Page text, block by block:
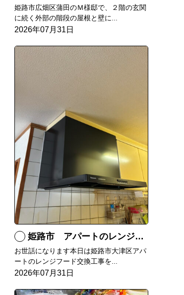
姫路市広畑区蒲田のＭ様邸で、２階の玄関
に続く外部の階段の屋根と壁に...
2026年07月31日
姫路市 アパートのレンジフード交換
お世話になります本日は姫路市大津区アパ
ートのレンジフード交換工事を...
2026年07月31日